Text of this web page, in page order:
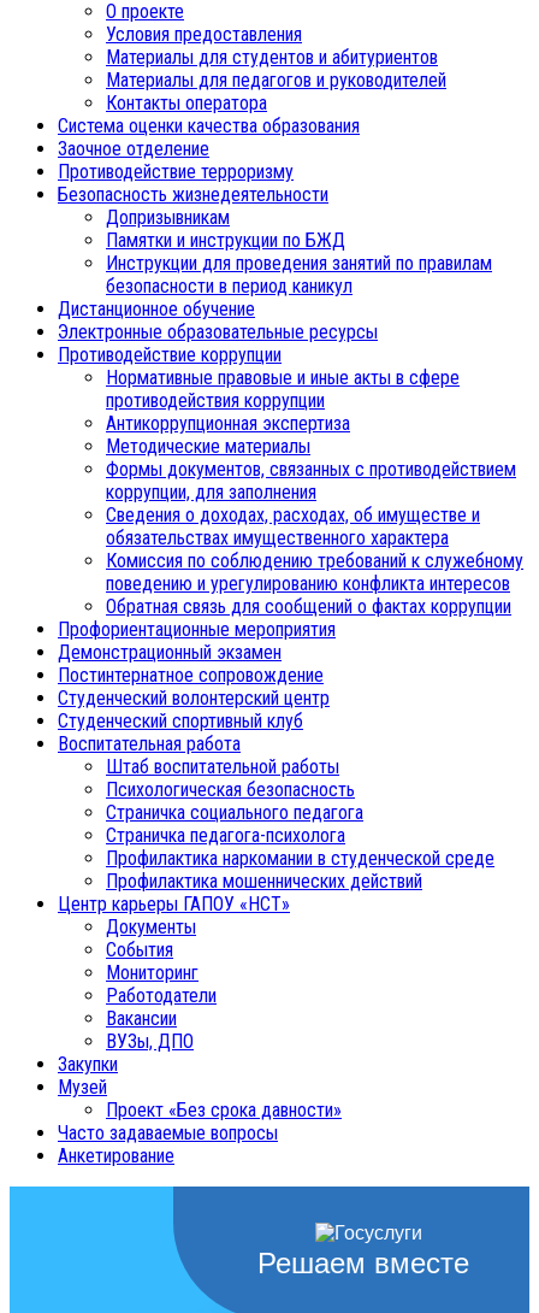
О проекте
Условия предоставления
Материалы для студентов и абитуриентов
Материалы для педагогов и руководителей
Контакты оператора
Система оценки качества образования
Заочное отделение
Противодействие терроризму
Безопасность жизнедеятельности
Допризывникам
Памятки и инструкции по БЖД
Инструкции для проведения занятий по правилам
безопасности в период каникул
Дистанционное обучение
Электронные образовательные ресурсы
Противодействие коррупции
Нормативные правовые и иные акты в сфере
противодействия коррупции
Антикоррупционная экспертиза
Методические материалы
Формы документов, связанных с противодействием
коррупции, для заполнения
Сведения о доходах, расходах, об имуществе и
обязательствах имущественного характера
Комиссия по соблюдению требований к служебному
поведению и урегулированию конфликта интересов
Обратная связь для сообщений о фактах коррупции
Профориентационные мероприятия
Демонстрационный экзамен
Постинтернатное сопровождение
Студенческий волонтерский центр
Студенческий спортивный клуб
Воспитательная работа
Штаб воспитательной работы
Психологическая безопасность
Страничка социального педагога
Страничка педагога-психолога
Профилактика наркомании в студенческой среде
Профилактика мошеннических действий
Центр карьеры ГАПОУ «НСТ»
Документы
События
Мониторинг
Работодатели
Вакансии
ВУЗы, ДПО
Закупки
Музей
Проект «Без срока давности»
Часто задаваемые вопросы
Анкетирование
Решаем вместе